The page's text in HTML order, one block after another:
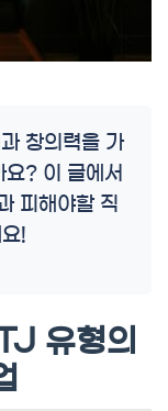
창의력을 가
요? 이 글에서
피해야할 직
!
유형의